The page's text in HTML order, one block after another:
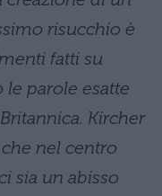
risucchio è
fatti su
le parole esatte
Kircher
nel centro
sia un abisso